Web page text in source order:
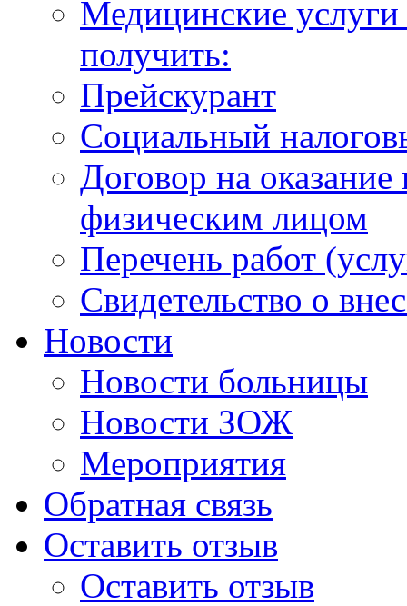
Медицинские
получить:
Прейскурант
Социальный
Договор на
физическим лицом
Перечень работ
Свидетельство о
Новости
Новости больницы
Новости ЗОЖ
Мероприятия
Обратная связь
Оставить отзыв
Оставить отзыв